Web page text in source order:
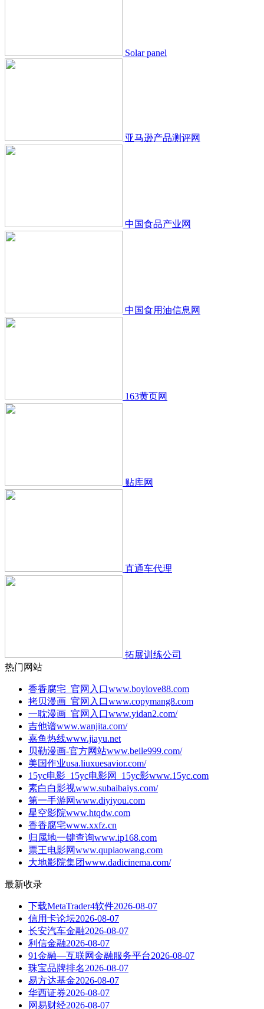
Solar panel
亚马逊产品测评网
中国食品产业网
中国食用油信息网
163黄页网
贴库网
直通车代理
拓展训练公司
热门网站
香香腐宅_官网入口www.boylove88.com
拷贝漫画_官网入口www.copymang8.com
一耽漫画_官网入口www.yidan2.com/
吉他谱www.wanjita.com/
嘉鱼热线www.jiayu.net
贝勒漫画-官方网站www.beile999.com/
美国作业usa.liuxuesavior.com/
15yc电影_15yc电影网_15yc影www.15yc.com
素白白影视www.subaibaiys.com/
第一手游网www.diyiyou.com
星空影院www.htqdw.com
香香腐宅www.xxfz.cn
归属地一键查询www.ip168.com
票王电影网www.qupiaowang.com
大地影院集团www.dadicinema.com/
最新收录
下载MetaTrader4软件2026-08-07
信用卡论坛2026-08-07
长安汽车金融2026-08-07
利信金融2026-08-07
91金融—互联网金融服务平台2026-08-07
珠宝品牌排名2026-08-07
易方达基金2026-08-07
华西证券2026-08-07
网易财经2026-08-07